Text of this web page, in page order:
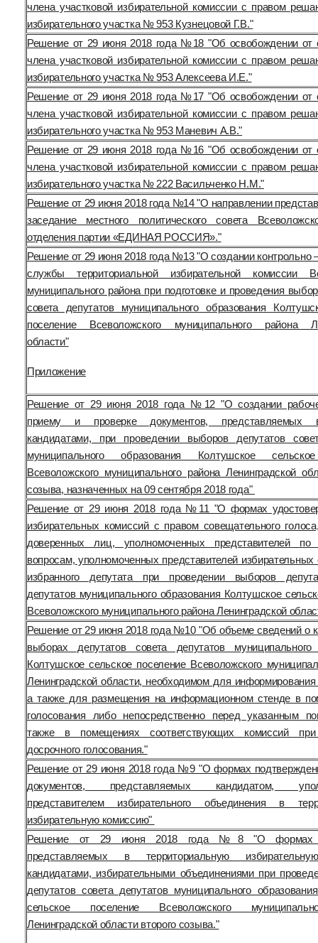
члена участковой избирательной комиссии с правом
избирательного участка № 953 Кузнецовой Г.В."
Решение от 29 июня 2018 года №18 "Об освобождении от
члена участковой избирательной комиссии с правом
избирательного участка № 953 Алексеева И.Е."
Решение от 29 июня 2018 года №17 "Об освобождении от
члена участковой избирательной комиссии с правом
избирательного участка № 953 Маневич А.В."
Решение от 29 июня 2018 года №16 "Об освобождении от
члена участковой избирательной комиссии с правом
избирательного участка № 222 Васильченко Н.М."
Решение от 29 июня 2018 года №14 "О направлении
заседание местного политического совета
отделения партии «ЕДИНАЯ РОССИЯ»."
Решение от 29 июня 2018 года №13 "О создании контрольно
службы территориальной избирательной комиссии
муниципального района при подготовке и проведения
совета депутатов муниципального образования
поселение Всеволожского муниципального района
области"
Приложение
Решение от 29 июня 2018 года №12 "О создании
приему и проверке документов, представляемых
кандидатами, при проведении выборов депутатов
муниципального образования Колтушское
Всеволожского муниципального района Ленинградской
созыва, назначенных на 09 сентября 2018 года"
Решение от 29 июня 2018 года №11 "О формах
избирательных комиссий с правом совещательного
доверенных лиц, уполномоченных представителей
вопросам, уполномоченных представителей избирательных
избранного депутата при проведении выборов
депутатов муниципального образования Колтушское
Всеволожского муниципального района Ленинградской
Решение от 29 июня 2018 года №10 "Об объеме сведений о
выборах депутатов совета депутатов муниципального
Колтушское сельское поселение Всеволожского
Ленинградской области, необходимом для информирования
а также для размещения на информационном стенде в
голосования либо непосредственно перед указанным
также в помещениях соответствующих комиссий при
досрочного голосования."
Решение от 29 июня 2018 года №9 "О формах
документов, представляемых кандидатом,
представителем избирательного объединения в
избирательную комиссию"
Решение от 29 июня 2018 года №8 "О формах
представляемых в территориальную
кандидатами, избирательными объединениями при
депутатов совета депутатов муниципального
сельское поселение Всеволожского
Ленинградской области второго созыва."